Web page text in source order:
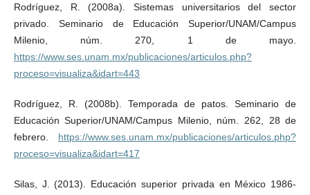
Rodríguez, R. (2008a). Sistemas universitarios del sector
privado. Seminario de Educación Superior/UNAM/Campus
Milenio, núm. 270, 1 de mayo.
https://www.ses.unam.mx/publicaciones/articulos.php?
proceso=visualiza&idart=443
Rodríguez, R. (2008b). Temporada de patos. Seminario de
Educación Superior/UNAM/Campus Milenio, núm. 262, 28 de
febrero. https://www.ses.unam.mx/publicaciones/articulos.php?
proceso=visualiza&idart=417
Silas, J. (2013). Educación superior privada en México 1986-